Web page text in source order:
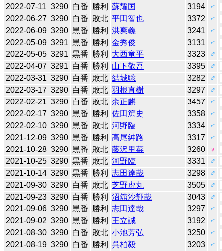
2022-07-11 3290 白番 勝利 蘇耀国 3194
♂
2022-06-27 3290 白番 敗北 平田智也 3372
♂
2022-06-09 3290 黒番 勝利 洪爽義 3241
♂
2022-05-09 3291 黒番 勝利 金秀俊 3131
♂
2022-05-05 3291 黒番 勝利 大西竜平 3323
♂
2022-04-07 3291 白番 勝利 山下敬吾 3395
♂
2022-03-31 3290 白番 敗北 結城聡 3282
♂
2022-03-17 3290 白番 敗北 羽根直樹 3297
♂
2022-02-21 3290 白番 敗北 余正麒 3457
♂
2022-02-17 3290 黒番 勝利 佐田篤史 3358
♂
2022-02-10 3290 黒番 敗北 河野臨 3334
♂
2021-12-09 3290 黒番 勝利 高尾紳路 3317
♂
2021-10-28 3290 黒番 敗北 藤沢里菜 3260
♀
2021-10-25 3290 黒番 敗北 河野臨 3331
♂
2021-10-14 3290 黒番 勝利 志田達哉 3298
♂
2021-09-30 3290 白番 敗北 芝野虎丸 3505
♂
2021-09-23 3290 白番 勝利 沼舘沙輝哉 3043
♂
2021-09-06 3290 黒番 勝利 志田達哉 3297
♂
2021-09-02 3290 黒番 勝利 王立誠 3192
♂
2021-08-30 3290 白番 敗北 小池芳弘 3250
♂
2021-08-19 3290 白番 勝利 呉柏毅 3203
♂